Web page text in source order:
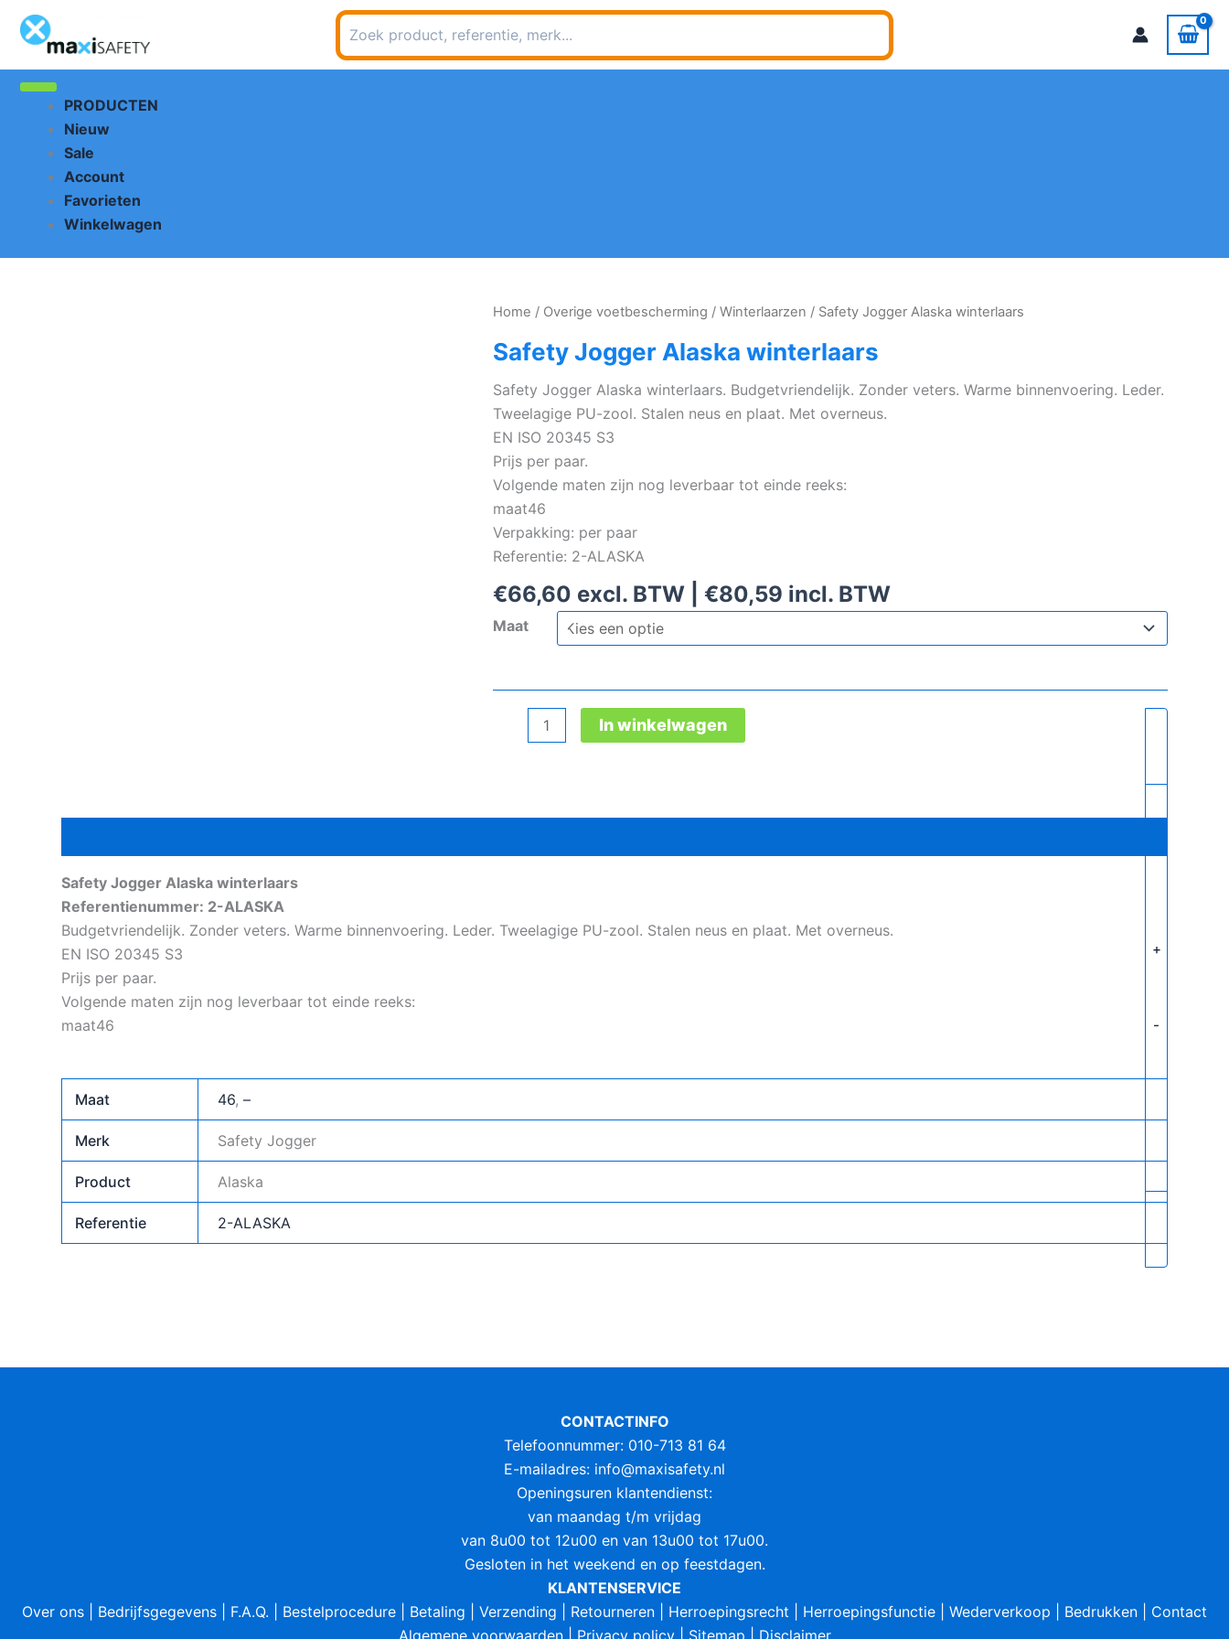
naar
inhoud
Zoeken
naar:
PRODUCTEN
Nieuw
Sale
Account
Favorieten
Winkelwagen
Home / Overige voetbescherming / Winterlaarzen / Safety Jogger Alaska winterlaars
Safety Jogger Alaska winterlaars
Safety Jogger Alaska winterlaars. Budgetvriendelijk. Zonder veters. Warme binnenvoering. Leder.
Tweelagige PU-zool. Stalen neus en plaat. Met overneus.
EN ISO 20345 S3
Prijs per paar.
Volgende maten zijn nog leverbaar tot einde reeks:
maat46
Verpakking: per paar
Referentie: 2-ALASKA
€66,60 excl. BTW | €80,59 incl. BTW
Maat
-
Jogger
aantal
+
In winkelwagen
Safety Jogger Alaska winterlaars
Referentienummer: 2-ALASKA
Budgetvriendelijk. Zonder veters. Warme binnenvoering. Leder. Tweelagige PU-zool. Stalen neus en plaat. Met overneus.
EN ISO 20345 S3
Prijs per paar.
Volgende maten zijn nog leverbaar tot einde reeks:
maat46
Maat 46,–
Merk Safety Jogger
Product Alaska
Referentie 2-ALASKA
CONTACTINFO
Telefoonnummer: 010-713 81 64
E-mailadres: info@maxisafety.nl
Openingsuren klantendienst:
van maandag t/m vrijdag
van 8u00 tot 12u00 en van 13u00 tot 17u00.
Gesloten in het weekend en op feestdagen.
KLANTENSERVICE
Over ons
Bedrijfsgegevens F.A.Q. Bestelprocedure Betaling Verzending Retourneren Herroepingsrecht Herroepingsfunctie Wederverkoop Bedrukken
Contact
Algemene voorwaarden| Privacy policy| Sitemap Disclaimer